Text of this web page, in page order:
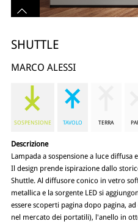
SHUTTLE
MARCO ALESSI
SOSPENSIONE TAVOLO TERRA
Descrizione
Lampada a sospensione a luce diffusa
Il design prende ispirazione dallo
Shuttle. Al diffusore conico in vetro
metallica e la sorgente LED si
essere scoperti pagina dopo pagina,
nel mercato dei portatili), l'anello in